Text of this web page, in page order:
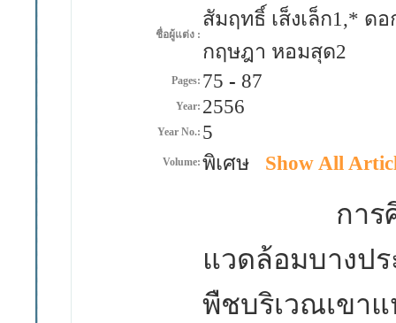
ชื่อผู้แต่ง :
สัมฤทธิ์ เส็งเล็ก1,* ด
กฤษฎา หอมสุด2
Pages: 75 - 87
Year: 2556
Year No.: 5
Volume: พิเศษ Show All
การศึกษา
แวดล้อมบางป
พืชบริเวณเขา